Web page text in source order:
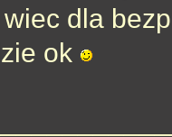
wiec dla
ok